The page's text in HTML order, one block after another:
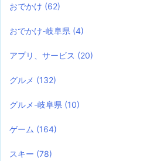
おでかけ (62)
おでかけ-岐阜県 (4)
アプリ、サービス (20)
グルメ (132)
グルメ-岐阜県 (10)
ゲーム (164)
スキー (78)